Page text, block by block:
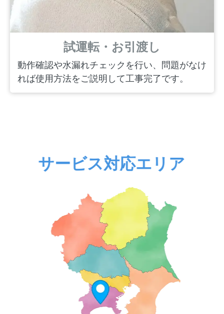
試運転・お引渡し
動作確認や水漏れチェックを行い、問題がなけ
れば使用方法をご説明して工事完了です。
サービス対応エリア